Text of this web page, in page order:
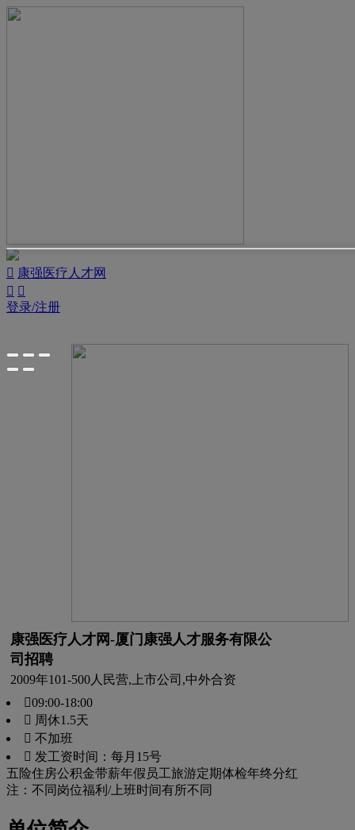
 康强医疗人才网
 
登录/注册
康强医疗人才网-厦门康强人才服务有限公
司招聘
2009年101-500人 民营,上市公司,中外合资
09:00-18:00
 周休1.5天
 不加班
 发工资时间：每月15号
五险住房公积金带薪年假 员工旅游定期体检年终分红
注：不同岗位福利/上班时间有所不同